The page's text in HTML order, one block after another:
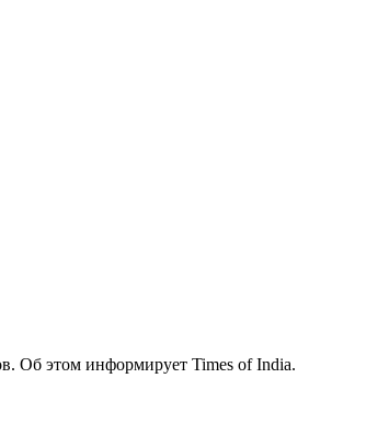
Об этом информирует Times of India.